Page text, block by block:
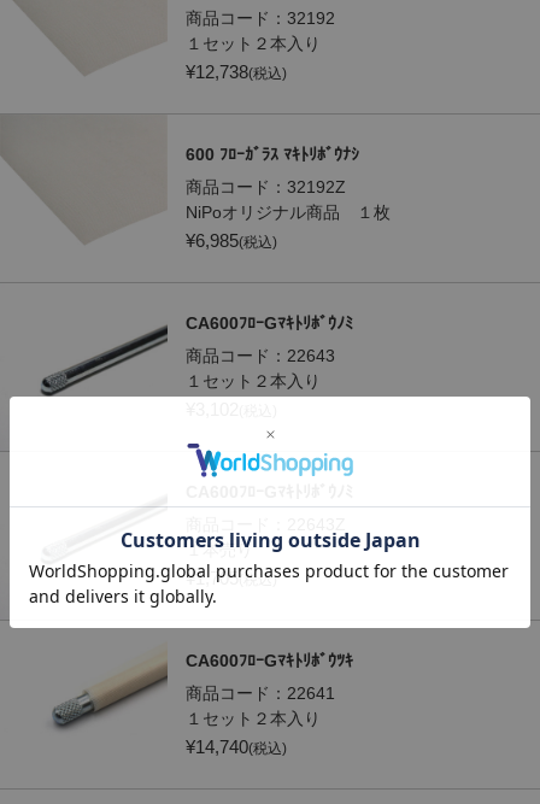
商品コード： 32192
１セット２本入り
¥12,738(税込)
600 ﾌﾛｰｶﾞﾗｽ ﾏｷﾄﾘﾎﾞｳﾅｼ
商品コード： 32192Z
NiPoオリジナル商品 １枚
¥6,985(税込)
CA600ﾌﾛｰGﾏｷﾄﾘﾎﾞｳﾉﾐ
商品コード： 22643
１セット２本入り
１本売り
¥1,705(税込)
CA600ﾌﾛｰGﾏｷﾄﾘﾎﾞｳﾂｷ
商品コード： 22641
１セット２本入り
¥14,740(税込)